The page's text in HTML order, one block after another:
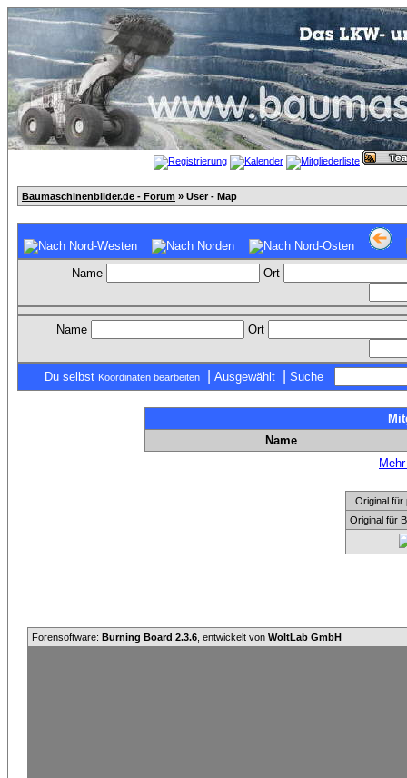
Baumaschinenbilder.de - Forum » User - Map
Name Ort
Name Ort
Du selbst Koordinaten bearbeiten Ausgewählt Suche
Name
Original für
Original für
Forensoftware: Burning Board 2.3.6 , entwickelt von WoltLab GmbH